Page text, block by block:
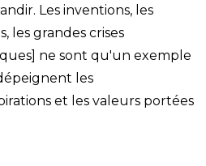
Les inventions, les
les grandes crises
ne sont qu'un exemple
les
et les valeurs portées